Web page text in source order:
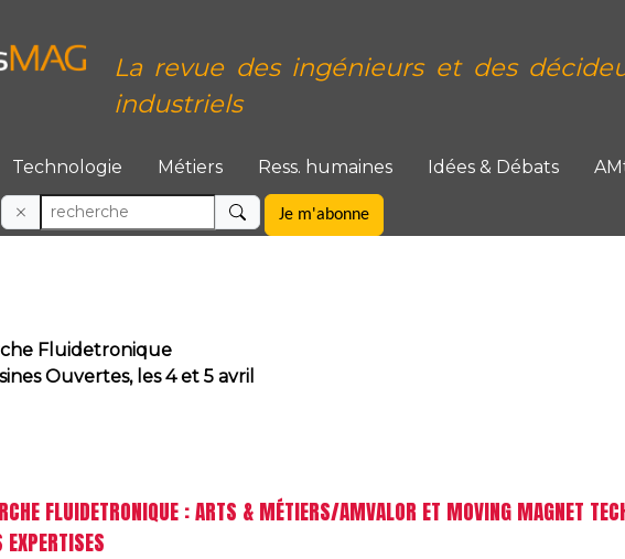
La revue des ingénieurs et des
industriels
Technologie Métiers Ress. humaines Idées & Débats
Je m'abonne
Fluidetronique
Ouvertes, les 4 et 5 avril
FLUIDETRONIQUE : ARTS & MÉTIERS/AMVALOR ET MOVING MAGNET